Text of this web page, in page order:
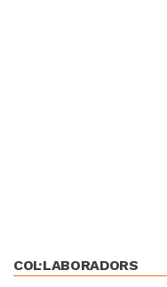
COL·LABORADORS